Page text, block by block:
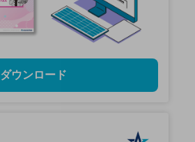
ダウンロード